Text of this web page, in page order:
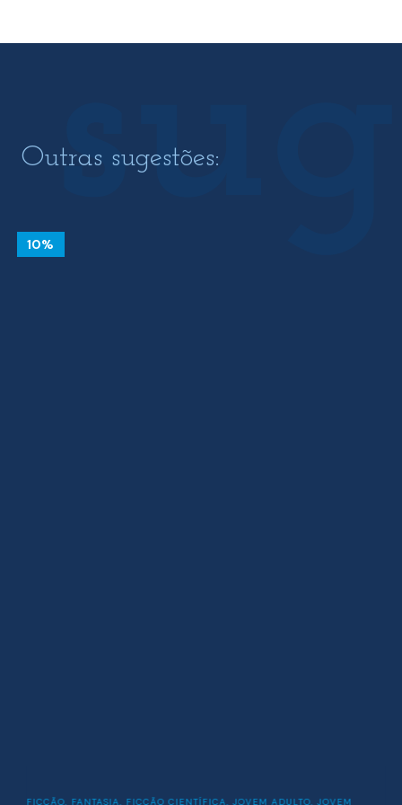
Outras sugestões:
10%
FICÇÃO, FANTASIA, FICÇÃO CIENTÍFICA, JOVEM ADULTO, JOVEM